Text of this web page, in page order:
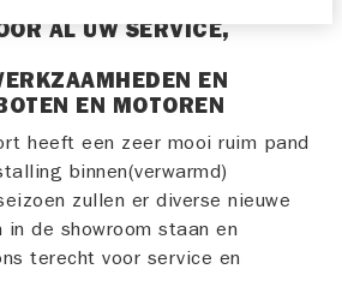
AL UW SERVICE,
EN
EN MOTOREN
heeft een zeer mooi ruim pand
binnen(verwarmd)
zullen er diverse nieuwe
de showroom staan en
terecht voor service en